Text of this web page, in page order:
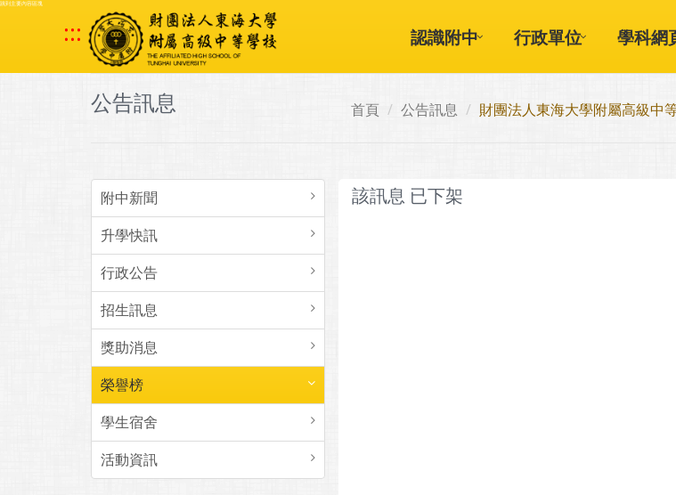
跳到主要內容區塊
::: 認識附中 行政單位 學科網
公告訊息 首頁 公告訊息 財團法人東海大學附屬高級中
附中新聞
升學快訊
行政公告
招生訊息
獎助消息
榮譽榜
學生宿舍
活動資訊
該訊息 已下架